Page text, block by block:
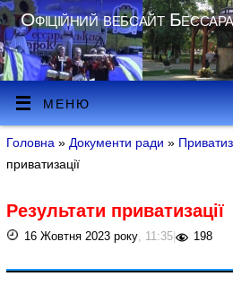
Офіційний вебсайт
МЕНЮ
Головна » Документи ради»
приватизації
Результати приватизації
16 Жовтня 2023 року, 11:35| 198